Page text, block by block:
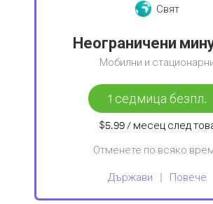
Свят
Неограничени
Мобилни и
1 седмица безпл.
$5.99/ месецслед
Отменете по всяко
Държави Повече